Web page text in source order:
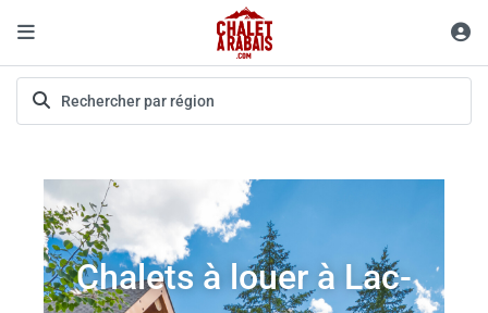
Chalets à louer à Lac-